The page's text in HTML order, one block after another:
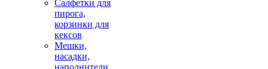
Салфетки для
пирога,
корзинки для
кексов
Мешки,
насадки,
наполнители